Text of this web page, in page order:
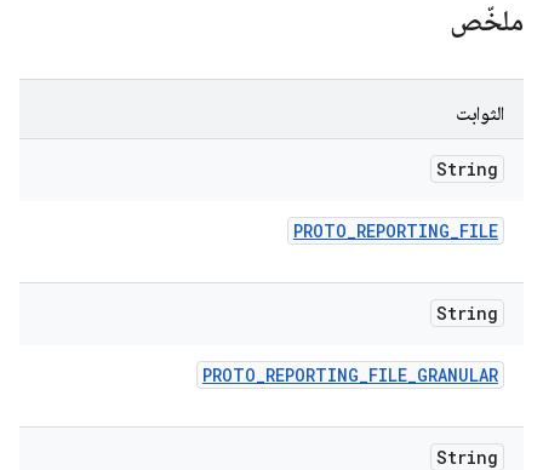
ملخّص
الثوابت
String
PROTO_REPORTING_FILE
String
PROTO_REPORTING_FILE_GRANULAR
String